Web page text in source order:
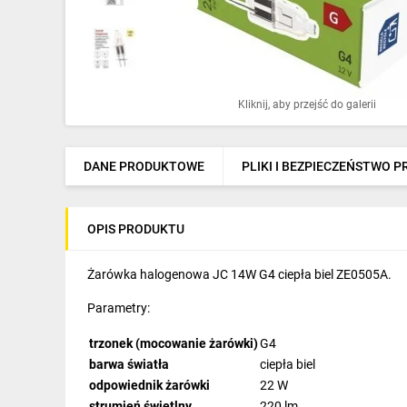
Pompy ciepła
Ogrzewanie
Elektronarzędzia i mierniki
Napędy elektryczne
Pneumatyka
Dom i ogród
Klimatyzacja
Kliknij, aby przejść do galerii
DANE PRODUKTOWE PLIKI I BEZPIECZEŃSTWO
OPIS PRODUKTU
Żarówka halogenowa JC 14W G4 ciepła biel ZE0505A.
Parametry:
trzonek (mocowanie żarówki)G4
barwa światła
ciepła biel
odpowiednik żarówki
22 W